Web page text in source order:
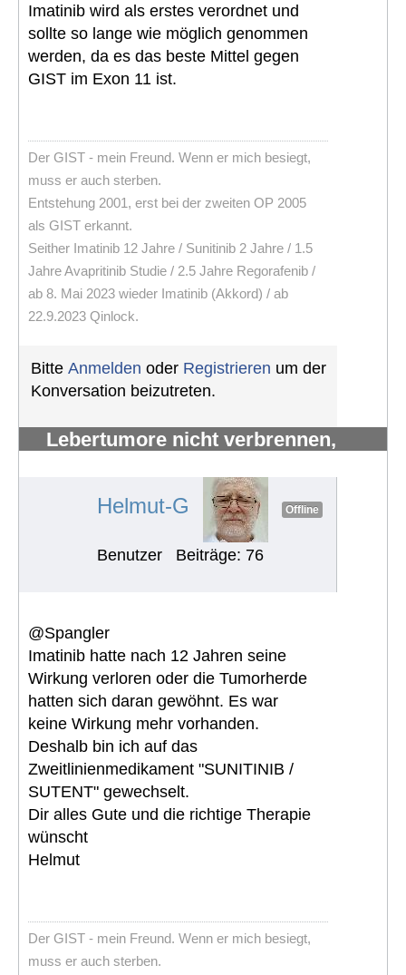
Imatinib wird als erstes verordnet und
sollte so lange wie möglich genommen
werden, da es das beste Mittel gegen
GIST im Exon 11 ist.
Der GIST - mein Freund. Wenn er mich besiegt,
muss er auch sterben.
Entstehung 2001, erst bei der zweiten OP 2005
als GIST erkannt.
Seither Imatinib 12 Jahre / Sunitinib 2 Jahre / 1.5
Jahre Avapritinib Studie / 2.5 Jahre Regorafenib /
ab 8. Mai 2023 wieder Imatinib (Akkord) / ab
22.9.2023 Qinlock.
Bitte Anmelden oder Registrieren um der
Konversation beizutreten.
Lebertumore nicht verbrennen,
Helmut-G Offline
Benutzer Beiträge: 76
@Spangler
Imatinib hatte nach 12 Jahren seine
Wirkung verloren oder die Tumorherde
hatten sich daran gewöhnt. Es war
keine Wirkung mehr vorhanden.
Deshalb bin ich auf das
Zweitlinienmedikament "SUNITINIB /
SUTENT" gewechselt.
Dir alles Gute und die richtige Therapie
wünscht
Helmut
Der GIST - mein Freund. Wenn er mich besiegt,
muss er auch sterben.